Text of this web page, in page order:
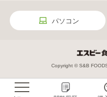
パソコン
Copyright © S&B